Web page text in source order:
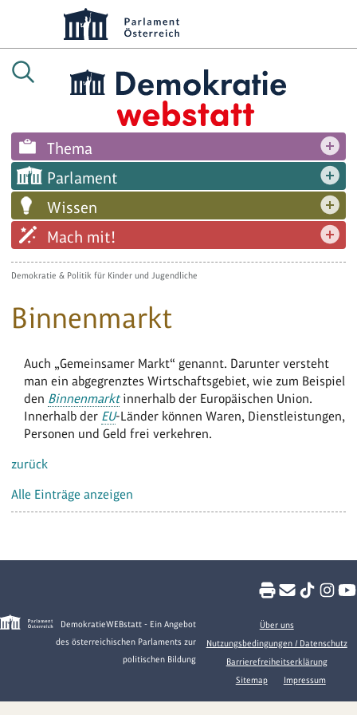
Thema
Parlament
Wissen
Mach mit!
Demokratie & Politik für Kinder und Jugendliche
Binnenmarkt
Auch „Gemeinsamer Markt“ genannt. Darunter versteht
man ein abgegrenztes Wirtschaftsgebiet, wie zum Beispiel
den Binnenmarktinnerhalb der Europäischen Union.
Innerhalb der EU-Länder können Waren, Dienstleistungen,
Personen und Geld frei verkehren.
zurück
Alle Einträge anzeigen
DemokratieWEBstatt - Ein Angebot
des österreichischen Parlaments zur
politischen Bildung
Über uns
Nutzungsbedingungen / Datenschutz
Barrierefreiheitserklärung
Sitemap
Impressum